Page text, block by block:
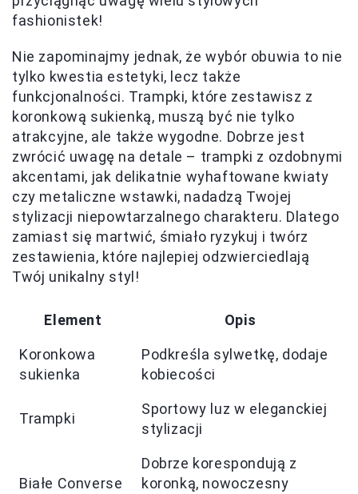
fashionistek!
Nie zapominajmy jednak, że wybór obuwia to nie
tylko kwestia estetyki, lecz także
funkcjonalności. Trampki, które zestawisz z
koronkową sukienką, muszą być nie tylko
atrakcyjne, ale także wygodne. Dobrze jest
zwrócić uwagę na detale – trampki z ozdobnymi
akcentami, jak delikatnie wyhaftowane kwiaty
czy metaliczne wstawki, nadadzą Twojej
stylizacji niepowtarzalnego charakteru. Dlatego
zamiast się martwić, śmiało ryzykuj i twórz
zestawienia, które najlepiej odzwierciedlają
Twój unikalny styl!
Element Opis
Koronkowa
sukienka
Podkreśla sylwetkę, dodaje
kobiecości
Trampki
Sportowy luz w eleganckiej
stylizacji
Białe Converse
Dobrze korespondują z
koronką, nowoczesny